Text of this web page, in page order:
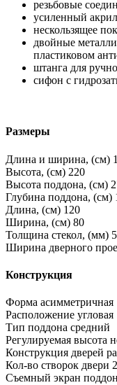
резьбовые
усиленный
нескользящее
двойные
пластиковом
штанга для
сифон с
Размеры
Длина и ширина, (см)
Высота, (см) 220
Высота поддона, (см)
Глубина поддона, (см)
Длина, (см) 120
Ширина, (см) 80
Толщина стекол, (мм) 5
Ширина дверного
Конструкция
Форма асимметричная
Расположение угловая
Тип поддона средний
Регулируемая высота
Конструкция дверей
Кол-во створок двери 2
Съемный экран